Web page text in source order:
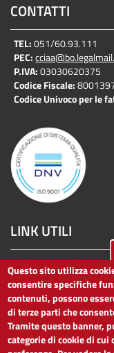
CONTATTI
TEL:051/60.93.111
PEC:
P.IVA:03030620375
Codice Fiscale:
Codice Univoco per le
LINK UTILI
Dichiarazione di
Obiettivi di accessibilità
Segnalaci problemi di
Note legali
Privacy
Accesso riservato
Questo sito utilizza
consentire specifiche
contenuti, possono
di terze parti che
Tramite questo banner,
categorie di cookie di